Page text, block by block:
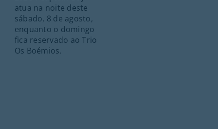
atua na noite deste
sábado, 8 de agosto,
enquanto o domingo
fica reservado ao Trio
Os Boémios.